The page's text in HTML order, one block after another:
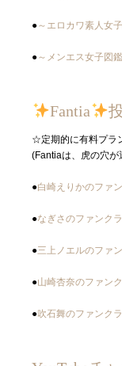
●～エロカワ素人女
●～メンエス女子図
Fantia
☆定期的に有料プラ
(Fantiaは、虎の穴
●白崎えりかのファ
●なぎさのファンク
●三上ノエルのファ
●山崎杏奈のファン
●吹石舞のファンク